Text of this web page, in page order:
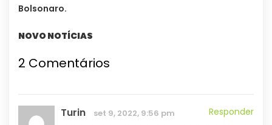
Bolsonaro.
NOVO NOTÍCIAS
2 Comentários
Turin set 9, 2022, 9:56 pm
Responder